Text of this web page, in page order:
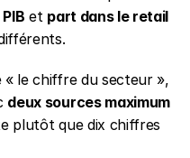
et part dans le retail
« le chiffre du secteur »,
deux sources maximum
plutôt que dix chiffres